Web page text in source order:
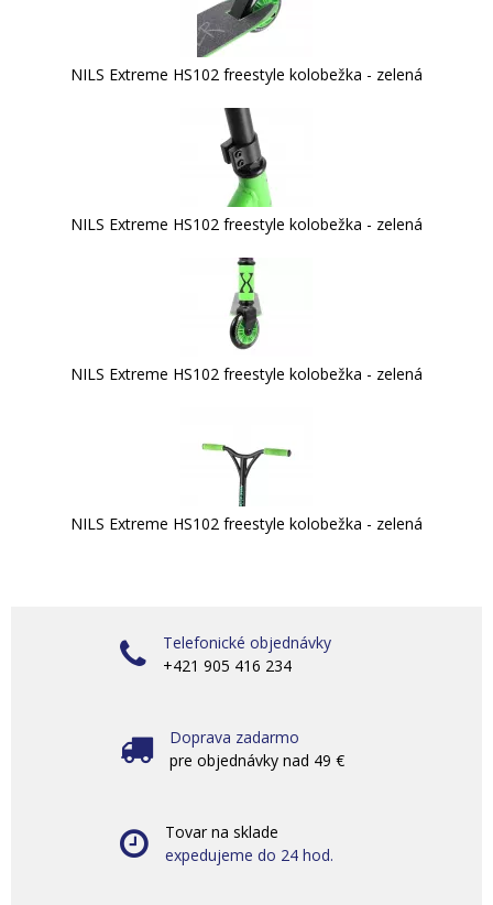
NILS Extreme HS102 freestyle kolobežka - zelená
NILS Extreme HS102 freestyle kolobežka - zelená
NILS Extreme HS102 freestyle kolobežka - zelená
NILS Extreme HS102 freestyle kolobežka - zelená
Telefonické objednávky
+421 905 416 234
Doprava zadarmo
pre objednávky nad 49 €
Tovar na sklade
expedujeme do 24 hod.